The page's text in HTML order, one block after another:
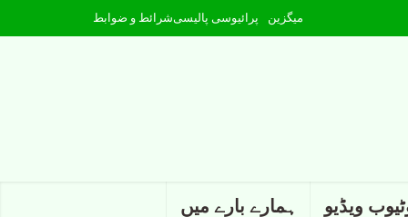
میگزین پرائیوسی پالیسیشرائط و ضوابط
ویڈیو ہمارے بارے میں